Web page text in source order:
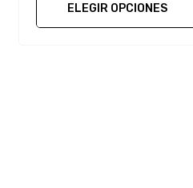
ELEGIR OPCIONES